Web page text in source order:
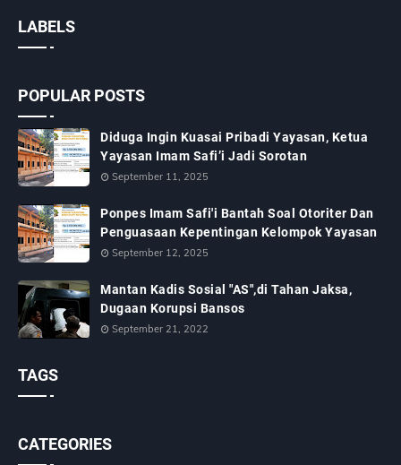
LABELS
POPULAR POSTS
Diduga Ingin Kuasai Pribadi Yayasan, Ketua
Yayasan Imam Safi’i Jadi Sorotan
September 11, 2025
Ponpes Imam Safi'i Bantah Soal Otoriter Dan
Penguasaan Kepentingan Kelompok Yayasan
September 12, 2025
Mantan Kadis Sosial "AS",di Tahan Jaksa,
Dugaan Korupsi Bansos
September 21, 2022
TAGS
CATEGORIES